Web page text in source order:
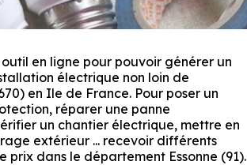
en ligne pour pouvoir générer un
électrique non loin de
en Ile de France. Pour poser un
réparer une panne
un chantier électrique, mettre en
extérieur ... recevoir différents
dans le département Essonne (91).